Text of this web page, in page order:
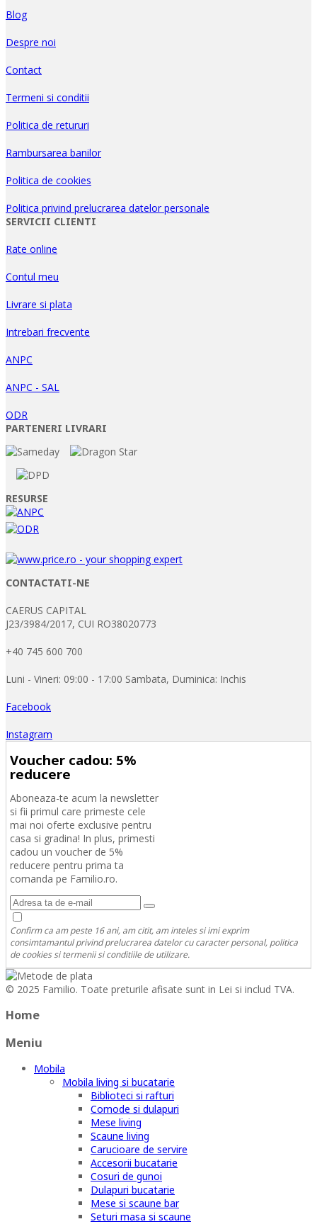
Blog
Despre noi
Contact
Termeni si conditii
Politica de retururi
Rambursarea banilor
Politica de cookies
Politica privind prelucrarea datelor personale
SERVICII CLIENTI
Rate online
Contul meu
Livrare si plata
Intrebari frecvente
ANPC
ANPC - SAL
ODR
PARTENERI LIVRARI
RESURSE
CONTACTATI-NE
CAERUS CAPITAL
J23/3984/2017, CUI RO38020773
+40 745 600 700
Luni - Vineri: 09:00 - 17:00 Sambata, Duminica: Inchis
Facebook
Instagram
Voucher cadou: 5%
reducere
Aboneaza-te acum la newsletter
si fii primul care primeste cele
mai noi oferte exclusive pentru
casa si gradina! In plus, primesti
cadou un voucher de 5%
reducere pentru prima ta
comanda pe Familio.ro.
Confirm ca am peste 16 ani, am citit, am inteles si imi exprim
consimtamantul privind prelucrarea datelor cu caracter personal, politica
de cookies si termenii si conditiile de utilizare.
© 2025 Familio. Toate preturile afisate sunt in Lei si includ TVA.
Home
Meniu
Mobila
Mobila living si bucatarie
Biblioteci si rafturi
Comode si dulapuri
Mese living
Scaune living
Carucioare de servire
Accesorii bucatarie
Cosuri de gunoi
Dulapuri bucatarie
Mese si scaune bar
Seturi masa si scaune